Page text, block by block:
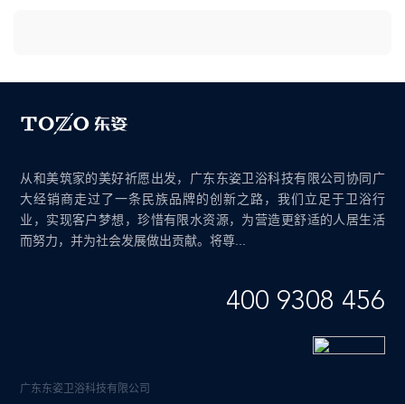
从和美筑家的美好祈愿出发，广东东姿卫浴科技有限公司协同广
大经销商走过了一条民族品牌的创新之路，我们立足于卫浴行
业，实现客户梦想，珍惜有限水资源，为营造更舒适的人居生活
而努力，并为社会发展做出贡献。将尊...
400 9308 456
广东东姿卫浴科技有限公司